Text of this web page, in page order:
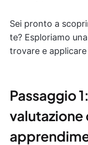
Sei pronto a
te? Esploriamo
trovare e
Passaggio
valutazione